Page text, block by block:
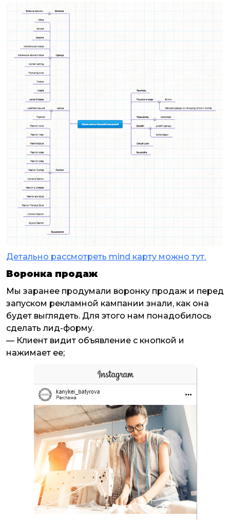
Детально рассмотреть mind карту можно тут.
Воронка продаж
Мы заранее продумали воронку продаж и перед
запуском рекламной кампании знали, как она
будет выглядеть. Для этого нам понадобилось
сделать лид-форму.
— Клиент видит объявление с кнопкой и
нажимает ее;